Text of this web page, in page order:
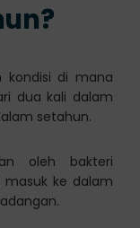
kondisi di mana
dua kali dalam
setahun.
oleh bakteri
ke dalam